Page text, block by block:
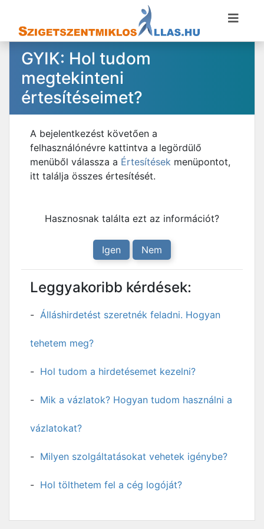
GYIK: Hol tudom
megtekinteni
értesítéseimet?
A bejelentkezést követően a
felhasználónévre kattintva a legördülő
menüből válassza a Értesítések menüpontot,
itt találja összes értesítését.
Hasznosnak találta ezt az információt?
Igen Nem
Leggyakoribb kérdések:
Álláshirdetést szeretnék feladni. Hogyan
tehetem meg?
Hol tudom a hirdetésemet kezelni?
Mik a vázlatok? Hogyan tudom használni a
vázlatokat?
Milyen szolgáltatásokat vehetek igénybe?
Hol tölthetem fel a cég logóját?